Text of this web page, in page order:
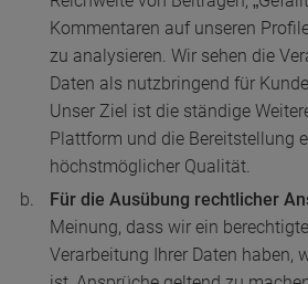
Kommentaren auf unseren
zu analysieren. Wir sehen die
Daten als nutzbringend für
Unser Ziel ist die ständige
Plattform und die Bereitstellung
höchstmöglicher Qualität.
Für die Ausübung rechtlicher
Meinung, dass wir ein
Verarbeitung Ihrer Daten haben,